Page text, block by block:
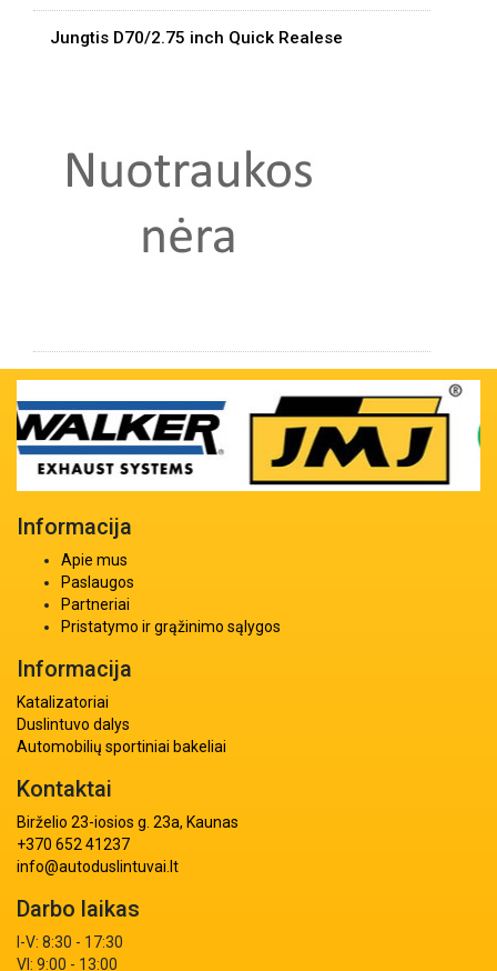
Jungtis D70/2.75 inch Quick Realese
Informacija
Apie mus
Paslaugos
Partneriai
Pristatymo ir grąžinimo sąlygos
Informacija
Katalizatoriai
Duslintuvo dalys
Automobilių sportiniai bakeliai
Kontaktai
Birželio 23-iosios g. 23a, Kaunas
+370 652 41237
info@autoduslintuvai.lt
Darbo laikas
I-V: 8:30 - 17:30
VI: 9:00 - 13:00